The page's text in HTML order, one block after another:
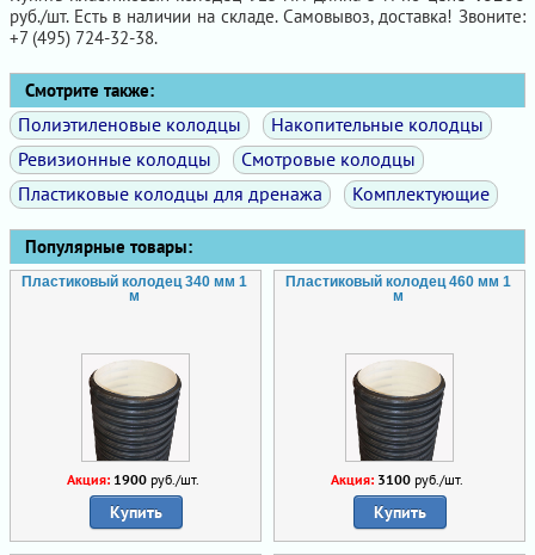
руб./шт. Есть в наличии на складе. Самовывоз, доставка! Звоните:
+7 (495) 724-32-38.
Смотрите также:
Полиэтиленовые колодцы
Накопительные колодцы
Ревизионные колодцы
Смотровые колодцы
Пластиковые колодцы для дренажа
Комплектующие
Популярные товары:
Пластиковый колодец 340 мм 1
м
Акция: 1900руб./шт.
Купить
Пластиковый колодец 460 мм 1
м
Акция: 3100руб./шт.
Купить